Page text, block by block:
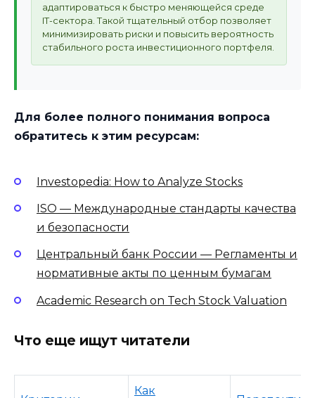
адаптироваться к быстро меняющейся среде
IT-сектора. Такой тщательный отбор позволяет
минимизировать риски и повысить вероятность
стабильного роста инвестиционного портфеля.
Для более полного понимания вопроса
обратитесь к этим ресурсам:
Investopedia: How to Analyze Stocks
ISO — Международные стандарты качества
и безопасности
Центральный банк России — Регламенты и
нормативные акты по ценным бумагам
Academic Research on Tech Stock Valuation
Что еще ищут читатели
Как